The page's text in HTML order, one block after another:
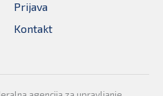
Prijava
Kontakt